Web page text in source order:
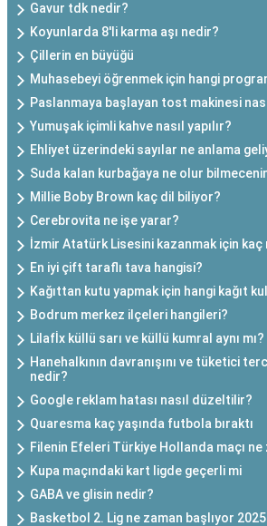
Gavur tdk nedir?
Koyunlarda 8'li karma aşı nedir?
Çillerin en büyüğü
Muhasebeyi öğrenmek için hangi
Paslanmaya başlayan tost makinesi
Yumuşak içimli kahve nasıl yapılır?
Ehliyet üzerindeki sayılar ne anlama
Suda kalan kurbağaya ne olur
Millie Boby Brown kaç dil biliyor?
Cerebrovita ne işe yarar?
İzmir Atatürk Lisesini kazanmak için
En iyi çift taraflı tava hangisi?
Kağıttan kutu yapmak için hangi kağıt
Bodrum merkez ilçeleri hangileri?
Lilafİx küllü sarı ve küllü kumral aynı mı?
Hanehalkının davranışını ve tüketici
nedir?
Google reklam hatası nasıl düzeltilir?
Quaresma kaç yaşında futbola bıraktı
Filenin Efeleri Türkiye Hollanda maçı ne
Kupa maçındaki kart ligde geçerli mi
GABA ve glisin nedir?
Basketbol 2. Lig ne zaman başlıyor